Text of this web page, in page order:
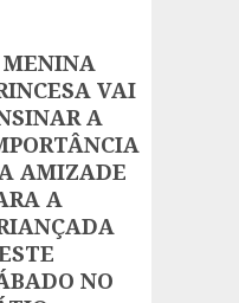
VAI
A
AMIZADE
A
NO